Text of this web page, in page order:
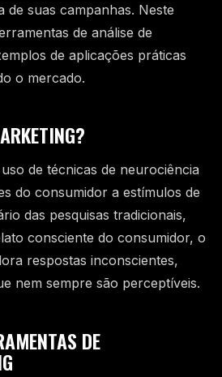
de suas campanhas. Neste
de análise de
de aplicações práticas
o mercado.
de técnicas de neurociência
do consumidor a estímulos de
das pesquisas tradicionais,
consciente do consumidor, o
respostas inconscientes,
nem sempre são perceptíveis.
DE